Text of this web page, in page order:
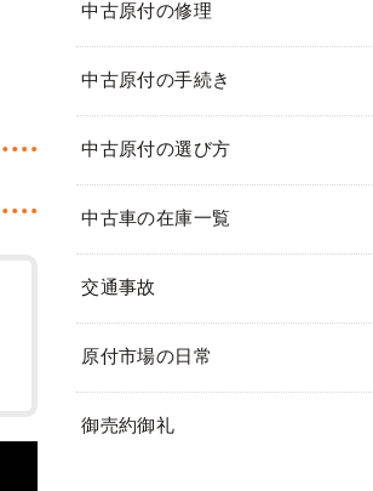
中古原付の修理
中古原付の手続き
中古原付の選び方
中古車の在庫一覧
交通事故
原付市場の日常
御売約御礼